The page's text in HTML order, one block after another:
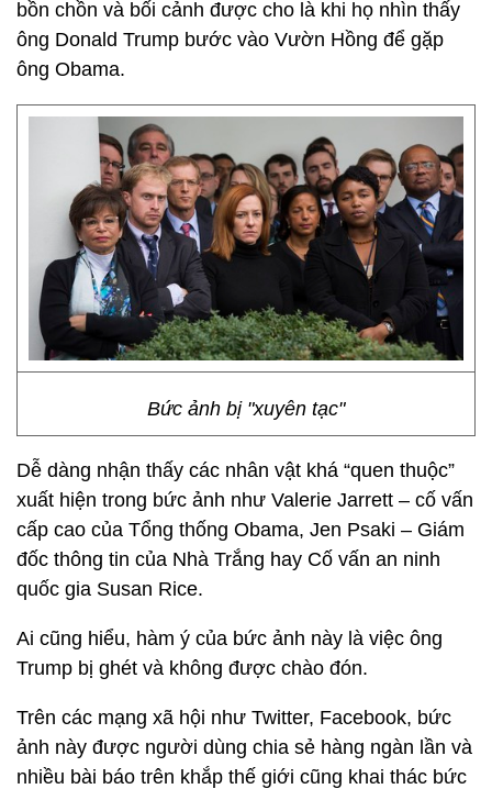
bồn chồn và bối cảnh được cho là khi họ nhìn thấy
ông Donald Trump bước vào Vườn Hồng để gặp
ông Obama.
Bức ảnh bị "xuyên tạc"
Dễ dàng nhận thấy các nhân vật khá “quen thuộc”
xuất hiện trong bức ảnh như Valerie Jarrett – cố vấn
cấp cao của Tổng thống Obama, Jen Psaki – Giám
đốc thông tin của Nhà Trắng hay Cố vấn an ninh
quốc gia Susan Rice.
Ai cũng hiểu, hàm ý của bức ảnh này là việc ông
Trump bị ghét và không được chào đón.
Trên các mạng xã hội như Twitter, Facebook, bức
ảnh này được người dùng chia sẻ hàng ngàn lần và
nhiều bài báo trên khắp thế giới cũng khai thác bức